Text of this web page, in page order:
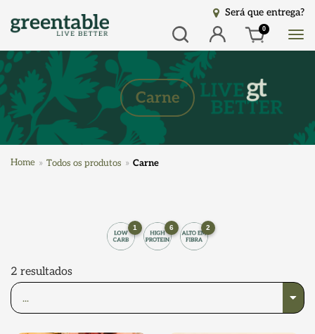
Será que entrega?
Busca
Entrar 0
Carne
Home Todos os produtos Carne
1 6 2
2 resultados